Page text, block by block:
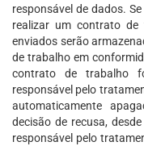
responsável de dados.
realizar um contrato
enviados serão
de trabalho em
contrato de trabalho
responsável pelo
automaticamente
decisão de recusa,
responsável pelo